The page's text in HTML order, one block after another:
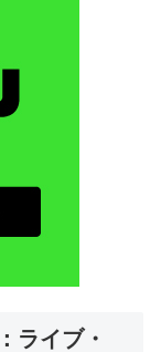
ライブ・